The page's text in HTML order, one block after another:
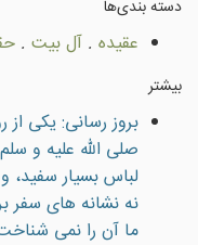
دسته بندى‌ها
عقيده . آل بيت .
بیشتر
بروز رسانی: يكى از
صلى الله عليه و
لباس بسيار سفيد،
نه نشانه هاى سفر
ما آن را نمى